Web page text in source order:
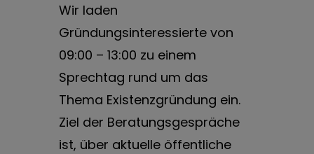
Wir laden
Gründungsinteressierte von
09:00 – 13:00 zu einem
Sprechtag rund um das
Thema Existenzgründung ein.
Ziel der Beratungsgespräche
ist, über aktuelle öffentliche